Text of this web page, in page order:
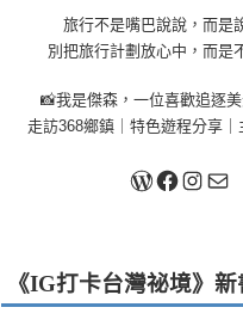
旅行不是嘴巴說說，而是
別把旅行計劃放心中，而是
📸我是傑森，一位喜歡追逐
走訪368鄉鎮｜特色遊程分享
關於我
《IG打卡台灣祕境》新